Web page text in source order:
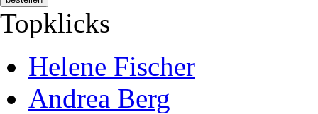
Topklicks
Helene Fischer
Andrea Berg